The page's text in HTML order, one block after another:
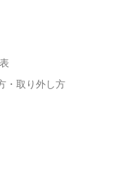
・取り外し方